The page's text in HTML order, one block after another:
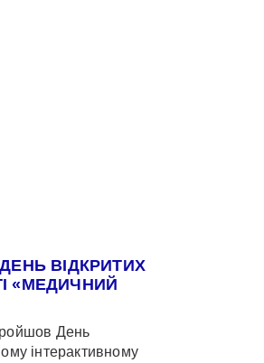
ВІДКРИТИХ
«МЕДИЧНИЙ
День
інтерактивному